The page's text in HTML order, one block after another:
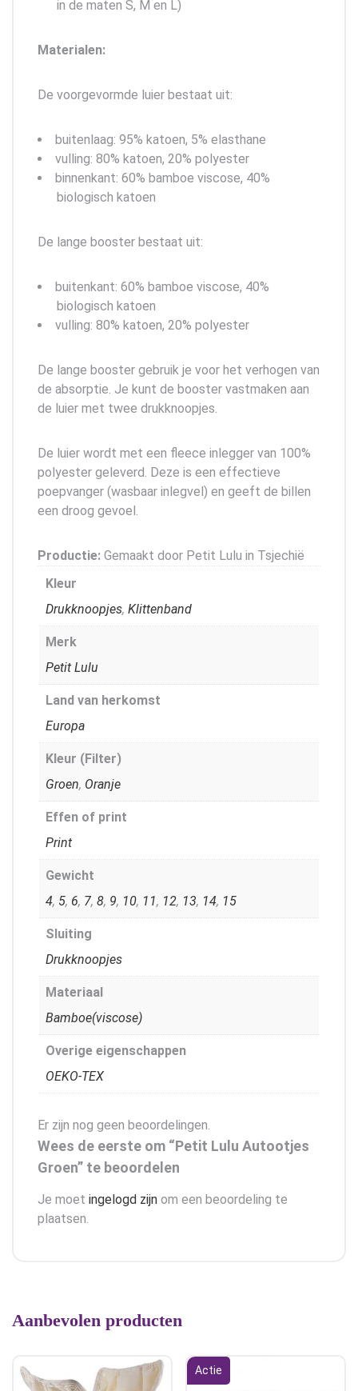
in de maten S, M en L)
Materialen:
De voorgevormde luier bestaat uit:
buitenlaag: 95% katoen, 5% elasthane
vulling: 80% katoen, 20% polyester
binnenkant: 60% bamboe viscose, 40%
biologisch katoen
De lange booster bestaat uit:
buitenkant: 60% bamboe viscose, 40%
biologisch katoen
vulling: 80% katoen, 20% polyester
De lange booster gebruik je voor het verhogen van
de absorptie. Je kunt de booster vastmaken aan
de luier met twee drukknoopjes.
De luier wordt met een fleece inlegger van 100%
polyester geleverd. Deze is een effectieve
poepvanger (wasbaar inlegvel) en geeft de billen
een droog gevoel.
Productie: Gemaakt door Petit Lulu in Tsjechië
Kleur
Drukknoopjes, Klittenband
Merk
Petit Lulu
Land van herkomst
Europa
Kleur (Filter)
Groen, Oranje
Effen of print
Print
Gewicht
4, 5, 6, 7, 8, 9, 10, 11, 12, 13, 14, 15
Sluiting
Drukknoopjes
Materiaal
Bamboe(viscose)
Overige eigenschappen
OEKO-TEX
Er zijn nog geen beoordelingen.
Wees de eerste om “Petit Lulu Autootjes
Groen” te beoordelen
Je moet ingelogd zijn om een beoordeling te
plaatsen.
Aanbevolen producten
Actie